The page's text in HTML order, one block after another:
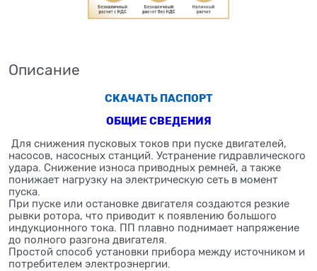
Описание
СКАЧАТЬ ПАСПОРТ
ОБЩИЕ СВЕДЕНИЯ
Для снижения пусковых токов при пуске двигателей,
насосов, насосных станций. Устранение гидравлического
удара. Снижение износа приводных ремней, а также
понижает нагрузку на электрическую сеть в момент
пуска.
При пуске или остановке двигателя создаются резкие
рывки ротора, что приводит к появлению большого
индукционного тока. ПП плавно поднимает напряжение
до полного разгона двигателя.
Простой способ установки прибора между источником и
потребителем электроэнергии.